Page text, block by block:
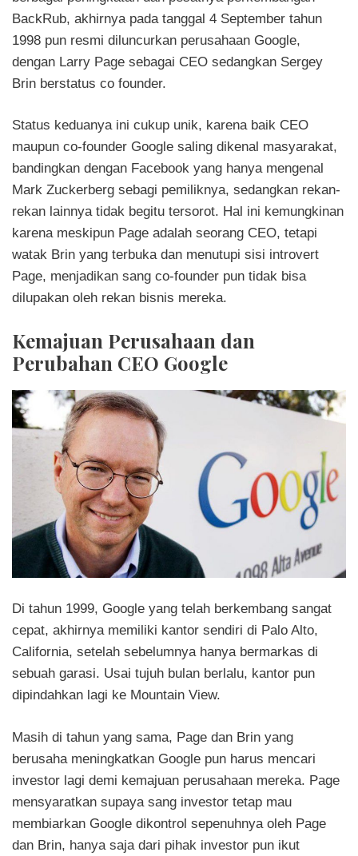
BackRub, akhirnya pada tanggal 4 September tahun
1998 pun resmi diluncurkan perusahaan Google,
dengan Larry Page sebagai CEO sedangkan Sergey
Brin berstatus co founder.
Status keduanya ini cukup unik, karena baik CEO
maupun co-founder Google saling dikenal masyarakat,
bandingkan dengan Facebook yang hanya mengenal
Mark Zuckerberg sebagi pemiliknya, sedangkan rekan-
rekan lainnya tidak begitu tersorot. Hal ini kemungkinan
karena meskipun Page adalah seorang CEO, tetapi
watak Brin yang terbuka dan menutupi sisi introvert
Page, menjadikan sang co-founder pun tidak bisa
dilupakan oleh rekan bisnis mereka.
Kemajuan Perusahaan dan
Perubahan CEO Google
Di tahun 1999, Google yang telah berkembang sangat
cepat, akhirnya memiliki kantor sendiri di Palo Alto,
California, setelah sebelumnya hanya bermarkas di
sebuah garasi. Usai tujuh bulan berlalu, kantor pun
dipindahkan lagi ke Mountain View.
Masih di tahun yang sama, Page dan Brin yang
berusaha meningkatkan Google pun harus mencari
investor lagi demi kemajuan perusahaan mereka. Page
mensyaratkan supaya sang investor tetap mau
membiarkan Google dikontrol sepenuhnya oleh Page
dan Brin, hanya saja dari pihak investor pun ikut